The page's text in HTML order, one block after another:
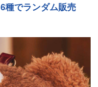
種でランダム販売